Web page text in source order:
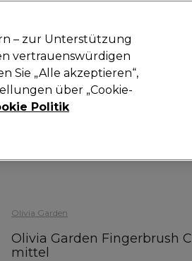
Herrenfriseur Inspiration Neue
Olivia Garden
Olivia Garden Fingerbrush
mittel
– zur Unterstützung
vertrauenswürdigen
Sie „Alle akzeptieren“,
über „Cookie-
Politik